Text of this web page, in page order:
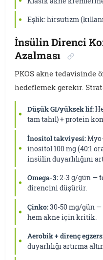
Eşlik: hirsutizm
İnsülin Direnci
Azalması
PKOS akne tedavisinde
hedeflemek gerekir.
Düşük GI/yüksek lif:
tam tahıl) + protein
İnositol takviyesi:
inositol 100 mg (40:1
insülin duyarlılığını
Omega-3:2-3 g/gün —
direncini düşürür.
Çinko:30-50 mg/gün —
hem akne için kritik.
Aerobik + direnç
duyarlılığı artırma